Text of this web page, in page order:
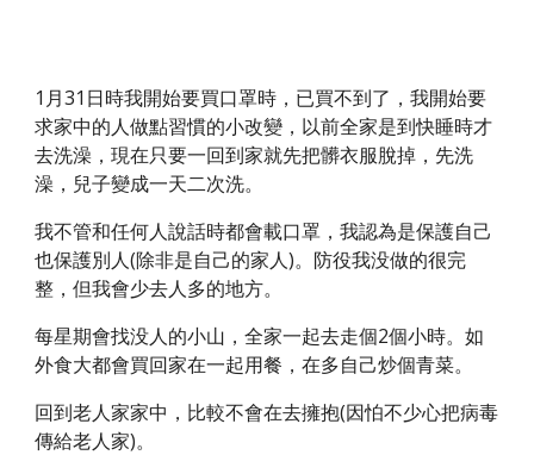
1月31日時我開始要買口罩時，已買不到了，我開始要
求家中的人做點習慣的小改變，以前全家是到快睡時才
去洗澡，現在只要一回到家就先把髒衣服脫掉，先洗
澡，兒子變成一天二次洗。
我不管和任何人說話時都會載口罩，我認為是保護自己
也保護別人(除非是自己的家人)。防役我没做的很完
整，但我會少去人多的地方。
每星期會找没人的小山，全家一起去走個2個小時。如
外食大都會買回家在一起用餐，在多自己炒個青菜。
回到老人家家中，比較不會在去擁抱(因怕不少心把病毒
傳給老人家)。